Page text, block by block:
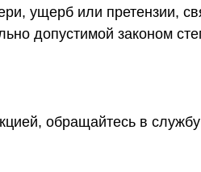
ущерб или претензии,
допустимой законом
обращайтесь в